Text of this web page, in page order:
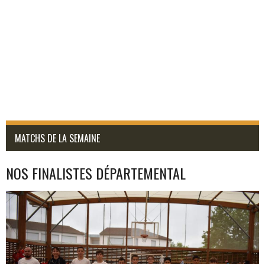
MATCHS DE LA SEMAINE
NOS FINALISTES DÉPARTEMENTAL